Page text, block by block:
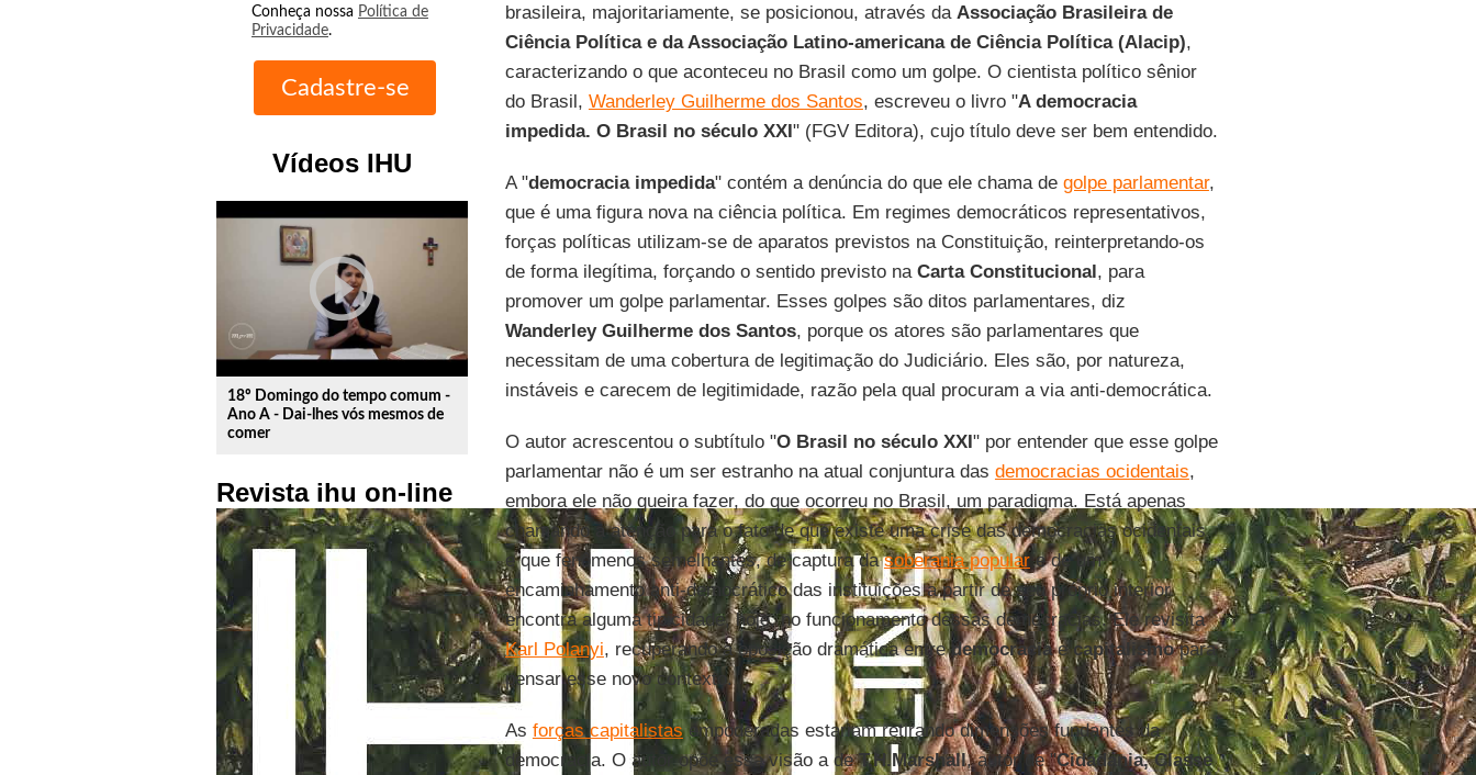
Conheça nossa Política de
Privacidade.
Vídeos IHU
play_circle_outline
18º Domingo do tempo comum -
Ano A - Dai-lhes vós mesmos de
comer
Revista ihu on-line
brasileira, majoritariamente, se posicionou, através da Associação Brasileira de
Ciência Política e da Associação Latino-americana de Ciência Política (Alacip),
caracterizando o que aconteceu no Brasil como um golpe. O cientista político sênior
do Brasil, Wanderley Guilherme dos Santos, escreveu o livro "A democracia
impedida. O Brasil no século XXI" (FGV Editora), cujo título deve ser bem entendido.
A "democracia impedida" contém a denúncia do que ele chama de golpe parlamentar,
que é uma figura nova na ciência política. Em regimes democráticos representativos,
forças políticas utilizam-se de aparatos previstos na Constituição, reinterpretando-os
de forma ilegítima, forçando o sentido previsto na Carta Constitucional, para
promover um golpe parlamentar. Esses golpes são ditos parlamentares, diz
Wanderley Guilherme dos Santos, porque os atores são parlamentares que
necessitam de uma cobertura de legitimação do Judiciário. Eles são, por natureza,
instáveis e carecem de legitimidade, razão pela qual procuram a via anti-democrática.
O autor acrescentou o subtítulo "O Brasil no século XXI" por entender que esse golpe
parlamentar não é um ser estranho na atual conjuntura das democracias ocidentais,
embora ele não queira fazer, do que ocorreu no Brasil, um paradigma. Está apenas
chamando a atenção para o fato de que existe uma crise das democracias ocidentais
e que fenômenos semelhantes, de captura dasoberania populare de um
encaminhamento anti-democrático das instituições a partir de seu próprio interior
encontra alguma tipicidade, hoje, no funcionamento dessas democracias. Ele revisita
Karl Polanyi, recuperando a oposição dramática entredemocraciaecapitalismopara
pensar esse novo contexto.
As forças capitalistasempoderadas estariam retirando dimensões fundantes da
democracia. O autor opõe essa visão a deT.H.Marshall, autor de "Cidadania, Classe